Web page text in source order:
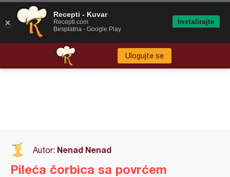
Ulogujte se
Autor: Nenad Nenad
Pileća čorbica sa povrćem
Recepti - Kuvar
Recepti.com
Besplatna - Google Play
Instalirajte